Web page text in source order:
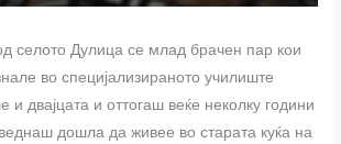
селото Дулица се млад брачен пар кои
во специјализираното училиште
и двајцата и оттогаш веќе неколку години
дошла да живее во старата куќа на